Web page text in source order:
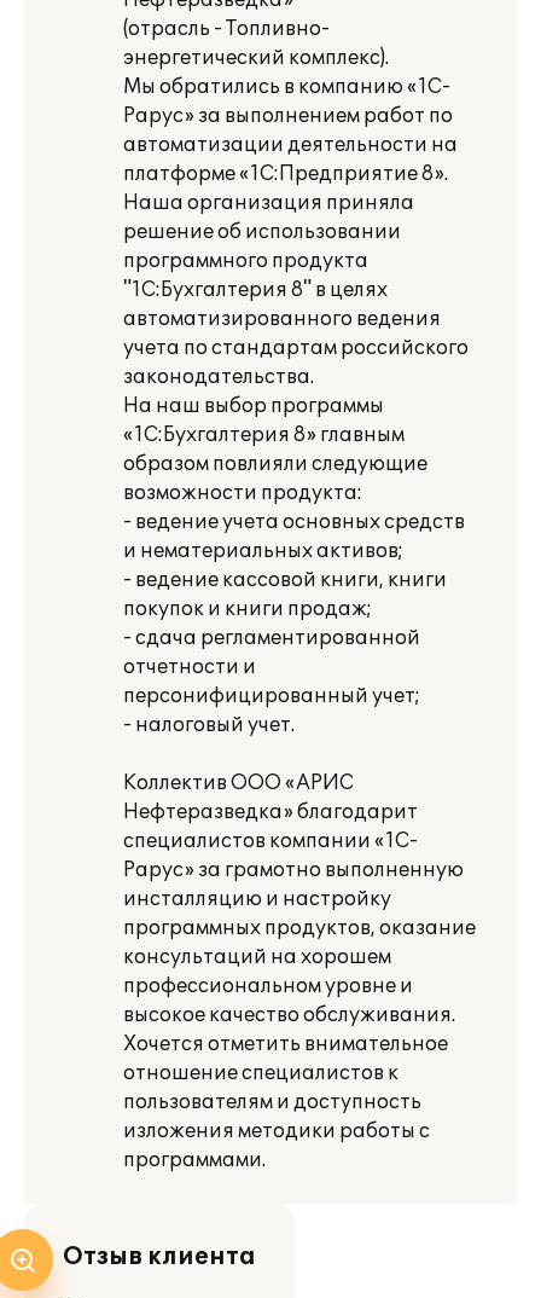
(отрасль - Топливно-
энергетический комплекс).
Мы обратились в компанию «1С-
Рарус» за выполнением работ по
автоматизации деятельности на
платформе «1С:Предприятие 8».
Наша организация приняла
решение об использовании
программного продукта
"1С:Бухгалтерия 8" в целях
автоматизированного ведения
учета по стандартам российского
законодательства.
На наш выбор программы
«1С:Бухгалтерия 8» главным
образом повлияли следующие
возможности продукта:
- ведение учета основных средств
и нематериальных активов;
- ведение кассовой книги, книги
покупок и книги продаж;
- сдача регламентированной
отчетности и
персонифицированный учет;
- налоговый учет.
Коллектив ООО «АРИС
Нефтеразведка» благодарит
специалистов компании «1С-
Рарус» за грамотно выполненную
инсталляцию и настройку
программных продуктов, оказание
консультаций на хорошем
профессиональном уровне и
высокое качество обслуживания.
Хочется отметить внимательное
отношение специалистов к
пользователям и доступность
изложения методики работы с
программами.
Отзыв клиента